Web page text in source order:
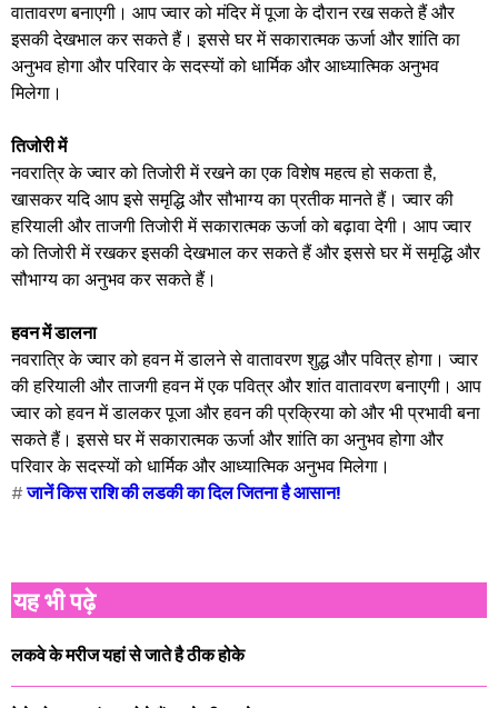
वातावरण बनाएगी। आप ज्वार को मंदिर में पूजा के दौरान रख सकते हैं और
इसकी देखभाल कर सकते हैं। इससे घर में सकारात्मक ऊर्जा और शांति का
अनुभव होगा और परिवार के सदस्यों को धार्मिक और आध्यात्मिक अनुभव
मिलेगा।
तिजोरी में
नवरात्रि के ज्वार को तिजोरी में रखने का एक विशेष महत्व हो सकता है,
खासकर यदि आप इसे समृद्धि और सौभाग्य का प्रतीक मानते हैं। ज्वार की
हरियाली और ताजगी तिजोरी में सकारात्मक ऊर्जा को बढ़ावा देगी। आप ज्वार
को तिजोरी में रखकर इसकी देखभाल कर सकते हैं और इससे घर में समृद्धि और
सौभाग्य का अनुभव कर सकते हैं।
हवन में डालना
नवरात्रि के ज्वार को हवन में डालने से वातावरण शुद्ध और पवित्र होगा। ज्वार
की हरियाली और ताजगी हवन में एक पवित्र और शांत वातावरण बनाएगी। आप
ज्वार को हवन में डालकर पूजा और हवन की प्रक्रिया को और भी प्रभावी बना
सकते हैं। इससे घर में सकारात्मक ऊर्जा और शांति का अनुभव होगा और
परिवार के सदस्यों को धार्मिक और आध्यात्मिक अनुभव मिलेगा।
#जानें किस राशि की लडकी का दिल जितना है आसान!
यह भी पढ़े
लकवे के मरीज यहां से जाते है ठीक होके